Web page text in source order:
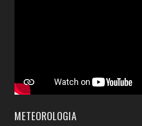
METEOROLOGIA